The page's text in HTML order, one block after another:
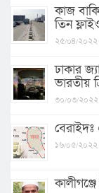
কাজ
তিন
২৫/০৪/২০২২
ঢাকার
ভারতীয়
৩০/০৩/২০২২
বেরাইদঃ
১৬/০৫/২০২২